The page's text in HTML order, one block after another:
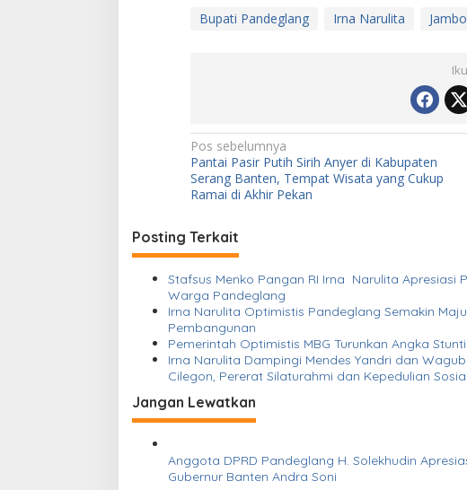
Bupati Pandeglang Irna Narulita
N
a
v
i
g
a
s
i
p
o
s
Pos sebelumnya
Pantai Pasir Putih Sirih Anyer di Kabupaten
Serang Banten, Tempat Wisata yang Cukup
Ramai di Akhir Pekan
Posting Terkait
Stafsus Menko Pangan RI Irna Narulita Apresiasi Penyaluran 60 Hewan Kurban Dam Tamattu untuk
Warga Pandeglang
Irna Narulita Optimistis Pandeglang Semakin
Pembangunan
Pemerintah Optimistis MBG Turunkan Angka
Irna Narulita Dampingi Mendes Yandri dan
Cilegon, Pererat Silaturahmi dan Kepedulian Sosial
Jangan Lewatkan
Anggota DPRD Pandeglang H. Solekhudin
Gubernur Banten Andra Soni